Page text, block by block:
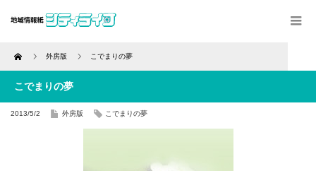
Home 外房版 こでまりの夢
こでまりの夢
2013/5/2 外房版 こでまりの夢